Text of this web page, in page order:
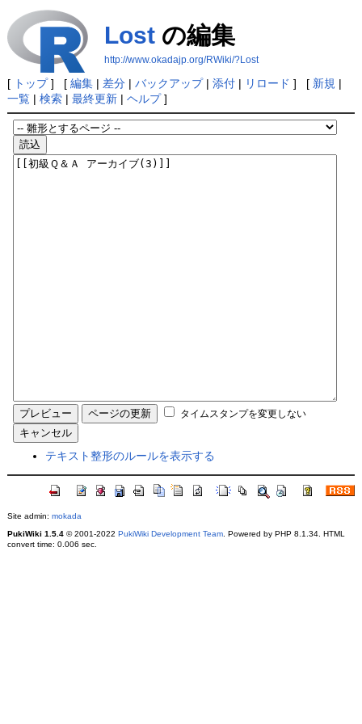
Lostの編集
http://www.okadajp.org/RWiki/?Lost
[ トップ] [ 編集| 差分| バックアップ| 添付| リロード ] [ 新規 |
一覧| 検索| 最終更新| ヘルプ]
タイムスタンプを変更しない
テキスト整形のルールを表示する
Site admin: mokada
PukiWiki 1.5.4© 2001-2022 PukiWiki Development Team. Powered by PHP 8.1.34. HTML
convert time: 0.006 sec.